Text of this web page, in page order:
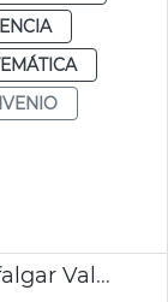
Aniversario Centro Social Trafalgar València